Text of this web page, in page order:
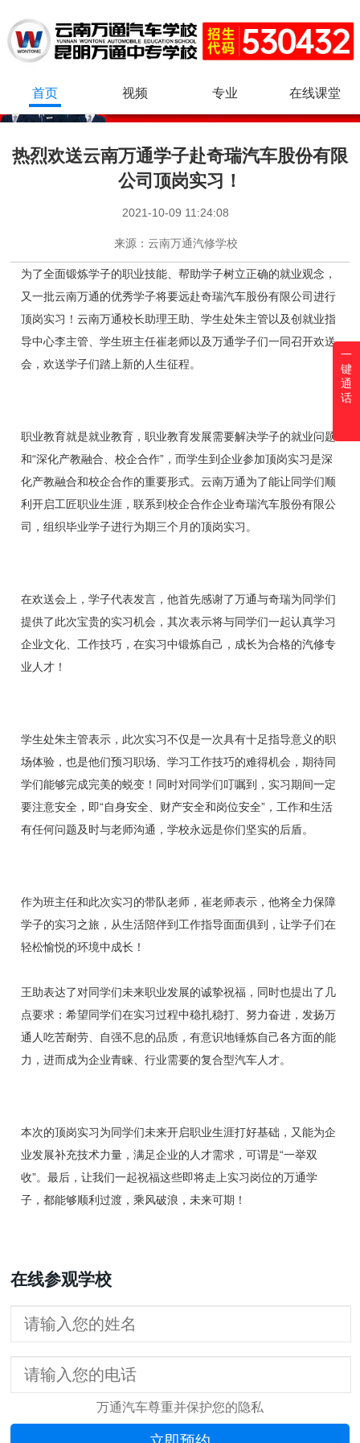
首页 视频 专业 在线课堂
热烈欢送云南万通学子赴奇瑞汽车股份有限
公司顶岗实习！
2021-10-09 11:24:08
来源： 云南万通汽修学校
为了全面锻炼学子的职业技能、帮助学子树立正确的就业观念，
又一批云南万通的优秀学子将要远赴奇瑞汽车股份有限公司进行
顶岗实习！云南万通校长助理王助、学生处朱主管以及创就业指
导中心李主管、学生班主任崔老师以及万通学子们一同召开欢送
会，欢送学子们踏上新的人生征程。
职业教育就是就业教育，职业教育发展需要解决学子的就业问题
和“深化产教融合、校企合作”，而学生到企业参加顶岗实习是深
化产教融合和校企合作的重要形式。云南万通为了能让同学们顺
利开启工匠职业生涯，联系到校企合作企业奇瑞汽车股份有限公
司，组织毕业学子进行为期三个月的顶岗实习。
在欢送会上，学子代表发言，他首先感谢了万通与奇瑞为同学们
提供了此次宝贵的实习机会，其次表示将与同学们一起认真学习
企业文化、工作技巧，在实习中锻炼自己，成长为合格的汽修专
业人才！
学生处朱主管表示，此次实习不仅是一次具有十足指导意义的职
场体验，也是他们预习职场、学习工作技巧的难得机会，期待同
学们能够完成完美的蜕变！同时对同学们叮嘱到，实习期间一定
要注意安全，即“自身安全、财产安全和岗位安全”，工作和生活
有任何问题及时与老师沟通，学校永远是你们坚实的后盾。
作为班主任和此次实习的带队老师，崔老师表示，他将全力保障
学子的实习之旅，从生活陪伴到工作指导面面俱到，让学子们在
轻松愉悦的环境中成长！
王助表达了对同学们未来职业发展的诚挚祝福，同时也提出了几
点要求：希望同学们在实习过程中稳扎稳打、努力奋进，发扬万
通人吃苦耐劳、自强不息的品质，有意识地锤炼自己各方面的能
力，进而成为企业青睐、行业需要的复合型汽车人才。
本次的顶岗实习为同学们未来开启职业生涯打好基础，又能为企
业发展补充技术力量，满足企业的人才需求，可谓是“一举双
收”。最后，让我们一起祝福这些即将走上实习岗位的万通学
子，都能够顺利过渡，乘风破浪，未来可期！
在线参观学校
万通汽车尊重并保护您的隐私
一
键
通
话